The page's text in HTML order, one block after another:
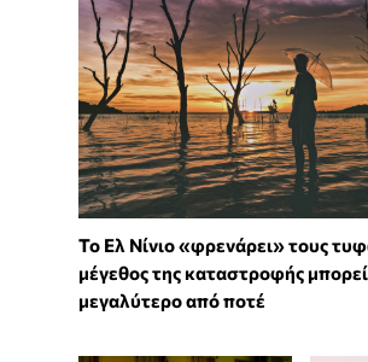
Το Ελ Νίνιο «φρενάρει» τους
μέγεθος της καταστροφής μπορεί
μεγαλύτερο από ποτέ